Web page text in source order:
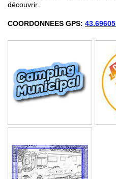
découvrir.
COORDONNEES GPS: